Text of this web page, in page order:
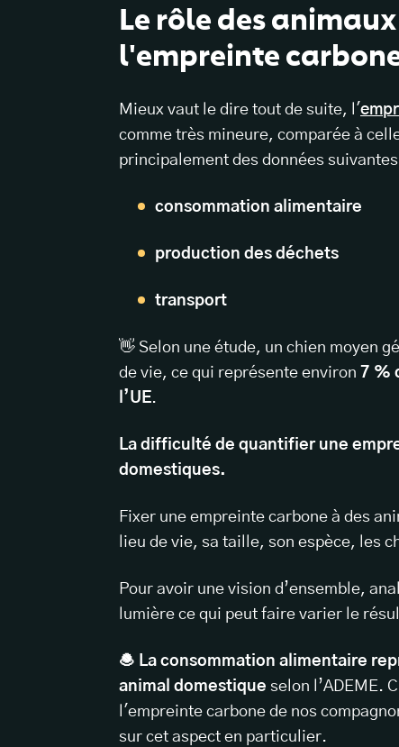
Le rôle des
l'empreinte
Mieux vaut le dire tout de suite, l'
comme très mineure, comparée à
principalement des données
consommation alimentaire
production des déchets
transport
👋 Selon une étude, un chien moyen
de vie, ce qui représente environ 7 %
l’UE.
La difficulté de quantifier une
domestiques.
Fixer une empreinte carbone à des
lieu de vie, sa taille, son espèce, les
Pour avoir une vision d’ensemble,
lumière ce qui peut faire varier le
🧆 La consommation alimentaire
animal domestique selon l’ADEME.
l'empreinte carbone de nos
sur cet aspect en particulier.